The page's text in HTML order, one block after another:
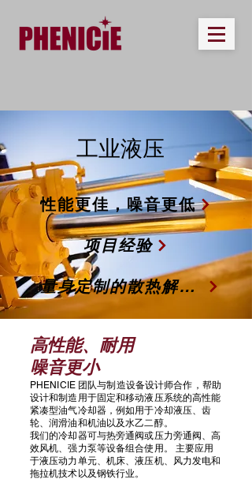
工业液压
性能更佳，噪音更低
项目经验
量身定制的散热解决方案
高性能、耐用
噪音更小
PHENICIE 团队与制造设备设计师合作，帮助
设计和制造用于固定和移动液压系统的高性能
紧凑型油气冷却器，例如用于冷却液压、齿
轮、润滑油和机油以及水乙二醇。
我们的冷却器可与热旁通阀或压力旁通阀、高
效风机、强力泵等设备组合使用。
主要应用
于液压动力单元、机床、液压机、风力发电和
拖拉机技术以及钢铁行业。